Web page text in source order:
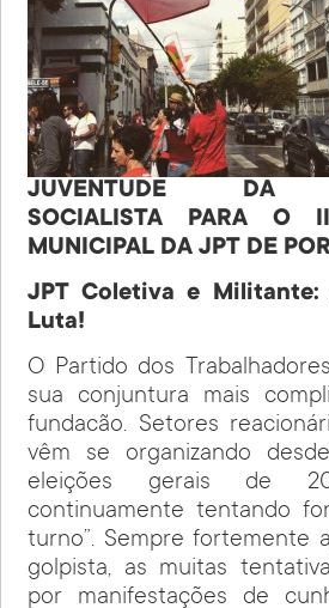
JUVENTUDE DA
SOCIALISTA PARA O
MUNICIPAL DA JPT DE
JPT Coletiva e Militante:
Luta!
O Partido dos
sua conjuntura mais
fundacão. Setores
vêm se organizando
eleições gerais de
continuamente tentando
turno”. Sempre fortemente
golpista, as muitas
por manifestações de